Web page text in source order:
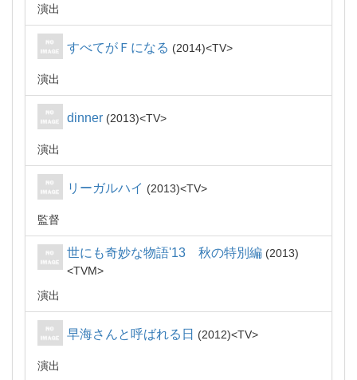
演出
すべてがＦになる 2014 TV
演出
dinner 2013 TV
演出
リーガルハイ 2013 TV
監督
世にも奇妙な物語'13 秋の特別編
2013
TVM
演出
早海さんと呼ばれる日 2012 TV
演出